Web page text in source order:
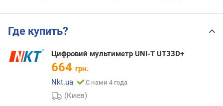
Где купить?
Цифровий мультиметр UNI-T UT33D+
664 грн.
Nkt.ua
С нами 4 года
(Киев)